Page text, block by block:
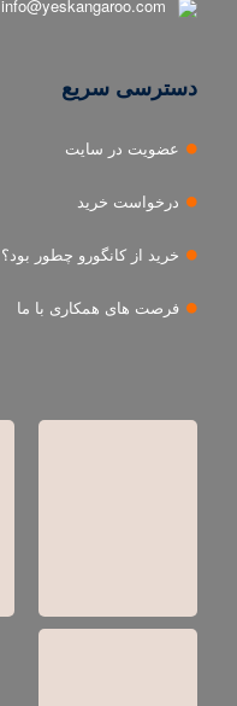
info@yeskangaroo.com
دسترسی سریع
عضویت در سایت
درخواست خرید
خرید از کانگورو چطور بود؟
فرصت های همکاری با ما